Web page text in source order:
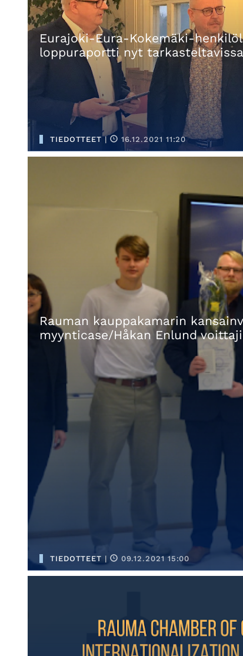
Eurajoki-Eura-Kokemäki-
loppuraportti nyt tarkasteltavissa
TIEDOTTEET| 16.12.2021 11:20
Rauman kauppakamarin
myynticase/Håkan Enlund
TIEDOTTEET | 09.12.2021 15:00